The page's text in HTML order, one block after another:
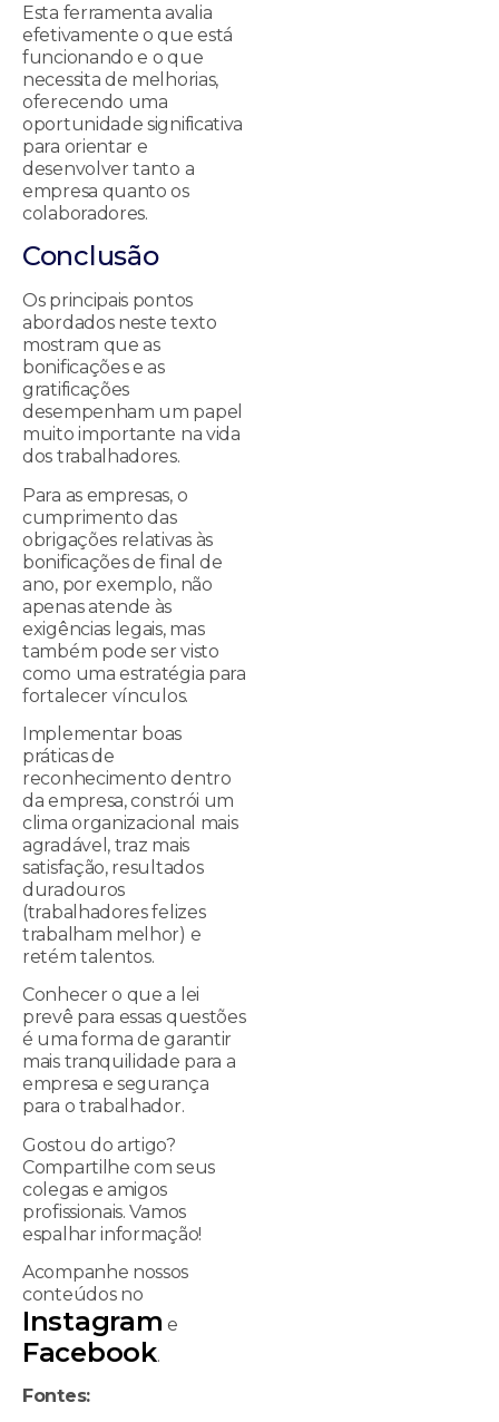
Esta ferramenta avalia
efetivamente o que está
funcionando e o que
necessita de melhorias,
oferecendo uma
oportunidade significativa
para orientar e
desenvolver tanto a
empresa quanto os
colaboradores.
Conclusão
Os principais pontos
abordados neste texto
mostram que as
bonificações e as
gratificações
desempenham um papel
muito importante na vida
dos trabalhadores.
Para as empresas, o
cumprimento das
obrigações relativas às
bonificações de final de
ano, por exemplo, não
apenas atende às
exigências legais, mas
também pode ser visto
como uma estratégia para
fortalecer vínculos.
Implementar boas
práticas de
reconhecimento dentro
da empresa, constrói um
clima organizacional mais
agradável, traz mais
satisfação, resultados
duradouros
(trabalhadores felizes
trabalham melhor) e
retém talentos.
Conhecer o que a lei
prevê para essas questões
é uma forma de garantir
mais tranquilidade para a
empresa e segurança
para o trabalhador.
Gostou do artigo?
Compartilhe com seus
colegas e amigos
profissionais. Vamos
espalhar informação!
Acompanhe nossos
conteúdos no
Instagram e
Facebook.
Fontes: